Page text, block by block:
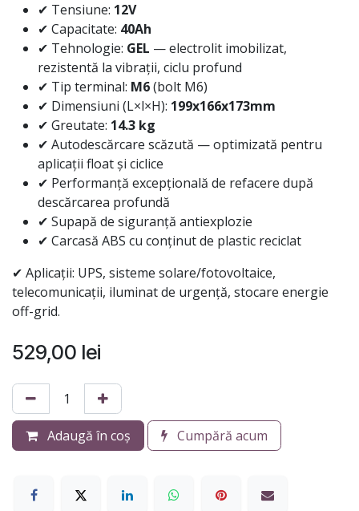
✔ Tensiune: 12V
✔ Capacitate: 40Ah
✔ Tehnologie: GEL — electrolit imobilizat,
rezistentă la vibrații, ciclu profund
✔ Tip terminal: M6(bolt M6)
✔ Dimensiuni (L×l×H): 199x166x173mm
✔ Greutate: 14.3 kg
✔ Autodescărcare scăzută — optimizată pentru
aplicații float și ciclice
✔ Performanță excepțională de refacere după
descărcarea profundă
✔ Supapă de siguranță antiexplozie
✔ Carcasă ABS cu conținut de plastic reciclat
✔ Aplicații: UPS, sisteme solare/fotovoltaice,
telecomunicații, iluminat de urgență, stocare energie
off-grid.
529,00 lei
Adaugă în coș Cumpără acum